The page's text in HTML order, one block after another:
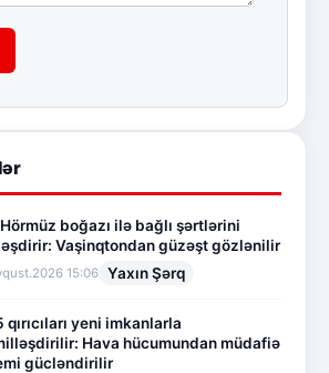
boğazı ilə bağlı şərtlərini
Vaşinqtondan güzəşt gözlənilir
15:06 Yaxın Şərq
qırıcıları yeni imkanlarla
Hava hücumundan müdafiə
gücləndirilir